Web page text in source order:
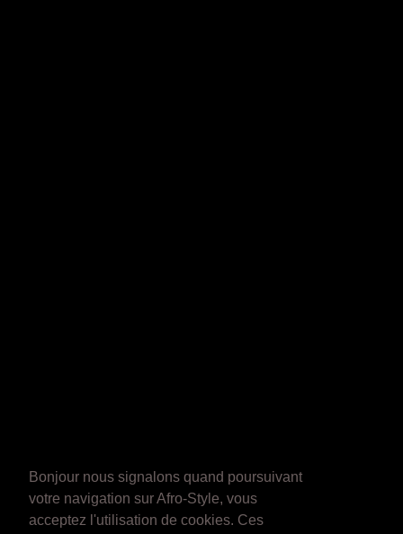
Bonjour nous signalons quand poursuivant
votre navigation sur Afro-Style, vous
acceptez l'utilisation de cookies. Ces